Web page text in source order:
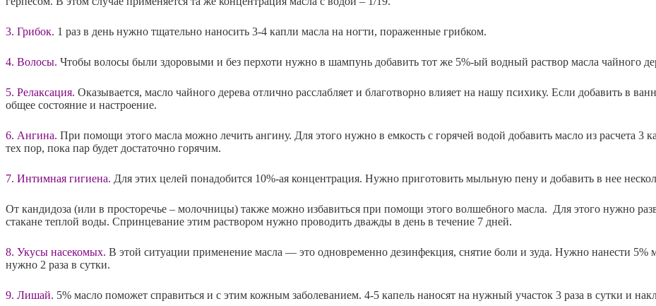
3. Грибок. 1 раз в день нужно тщательно наносить 3-4 капли масла на ногти, пораженные грибком.
4. Волосы. Чтобы волосы были здоровыми и без перхоти нужно в шампунь добавить тот же 5%-ый водный раствор масла чайного
5. Релаксация. Оказывается, масло чайного дерева отлично расслабляет и благотворно влияет на нашу психику. Если добавить в
общее состояние и настроение.
6. Ангина. При помощи этого масла можно лечить ангину. Для этого нужно в емкость с горячей водой добавить масло из расчета
тех пор, пока пар будет достаточно горячим.
7. Интимная гигиена. Для этих целей понадобится 10%-ая концентрация. Нужно приготовить мыльную пену и добавить в нее
От кандидоза (или в просторечье – молочницы) также можно избавиться при помощи этого волшебного масла. Для этого нужно
стакане теплой воды. Спринцевание этим раствором нужно проводить дважды в день в течение 7 дней.
8. Укусы насекомых. В этой ситуации применение масла — это одновременно дезинфекция, снятие боли и зуда. Нужно нанести 5%
нужно 2 раза в сутки.
9. Лишай. 5% масло поможет справиться и с этим кожным заболеванием. 4-5 капель наносят на нужный участок 3 раза в сутки и